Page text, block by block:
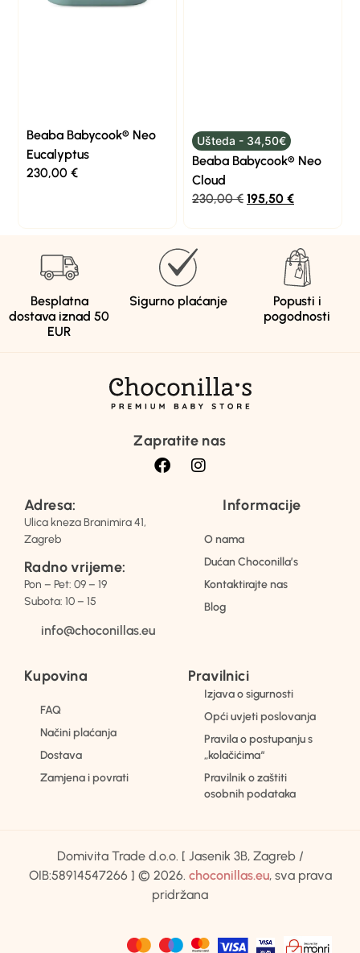
Beaba Babycook® Neo
Eucalyptus
230,00€
Ušteda - 34,50€
Beaba Babycook® Neo
Cloud
230,00€ 195,50 €
Besplatna
dostava iznad 50
EUR
Sigurno plaćanje
Popusti i
pogodnosti
Zapratite nas
Adresa:
Ulica kneza Branimira 41,
Zagreb
Radno vrijeme:
Pon – Pet: 09 – 19
Subota: 10 – 15
info@choconillas.eu
Informacije
O nama
Dućan Choconilla’s
Kontaktirajte nas
Blog
Kupovina
FAQ
Načini plaćanja
Dostava
Zamjena i povrati
Pravilnici
Izjava o sigurnosti
Opći uvjeti poslovanja
Pravila o postupanju s
„kolačićima“
Pravilnik o zaštiti
osobnih podataka
Domivita Trade d.o.o. [ Jasenik 3B, Zagreb /
OIB:58914547266 ] © 2026. choconillas.eu, sva prava
pridržana